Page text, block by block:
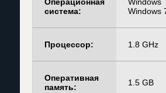
Операционная
система:
Windows
Процессор: 1.8 GHz
Оперативная
память:
1.5 GB